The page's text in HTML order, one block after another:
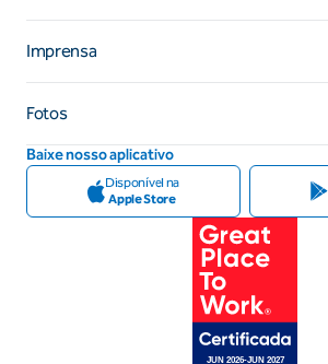
Imprensa
Fotos
Baixe nosso aplicativo
Disponível na
Apple Store